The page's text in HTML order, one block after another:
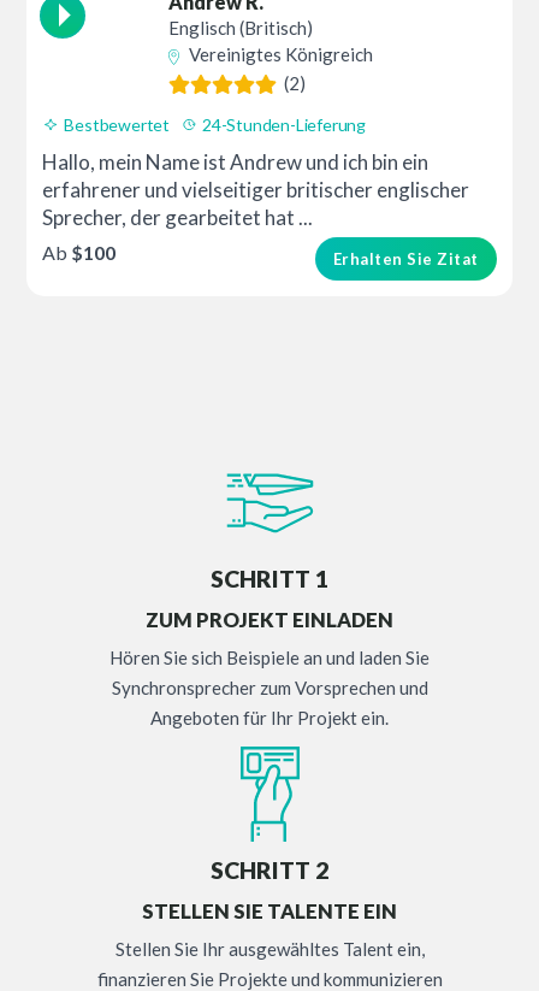
Englisch (Britisch)
Vereinigtes Königreich
(2)
Bestbewertet 24-Stunden-Lieferung
Hallo, mein Name ist Andrew und ich bin ein
erfahrener und vielseitiger britischer englischer
Sprecher, der gearbeitet hat ...
Erhalten Sie Zitat
Ab $100
SCHRITT 1
ZUM PROJEKT EINLADEN
Hören Sie sich Beispiele an und laden Sie
Synchronsprecher zum Vorsprechen und
Angeboten für Ihr Projekt ein.
SCHRITT 2
STELLEN SIE TALENTE EIN
Stellen Sie Ihr ausgewähltes Talent ein,
finanzieren Sie Projekte und kommunizieren